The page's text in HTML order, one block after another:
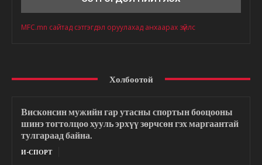
MFC.mn сайтад сэтгэгдэл оруулахад анхаарах зүйлс
Холбоотой
Висконсин мужийн гар утасны спортын бооцооны
шинэ тогтолцоо хууль эрхүү зөрчсөн гэх маргаантай
тулгараад байна.
И-СПОРТ